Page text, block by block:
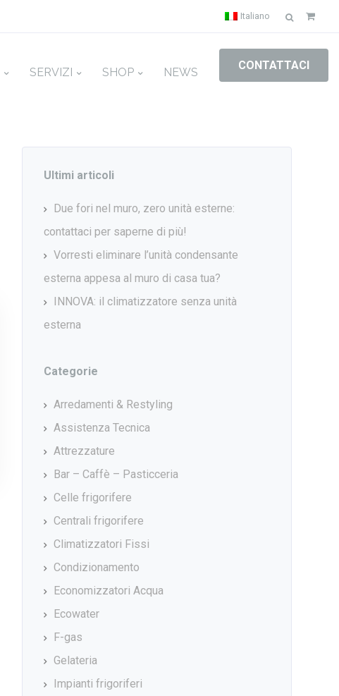
Italiano Ricerca
per:
SERVIZI SHOP NEWS
CONTATTACI
Ultimi articoli
Due fori nel muro, zero unità esterne:
contattaci per saperne di più!
Vorresti eliminare l’unità condensante
esterna appesa al muro di casa tua?
INNOVA: il climatizzatore senza unità
esterna
Categorie
Arredamenti & Restyling
Assistenza Tecnica
Attrezzature
Bar – Caffè – Pasticceria
Celle frigorifere
Centrali frigorifere
Climatizzatori Fissi
Condizionamento
Economizzatori Acqua
Ecowater
F-gas
Gelateria
Impianti frigoriferi